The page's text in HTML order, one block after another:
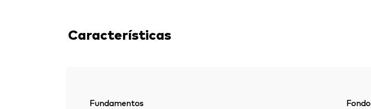
Características
Fundamentos Fondo